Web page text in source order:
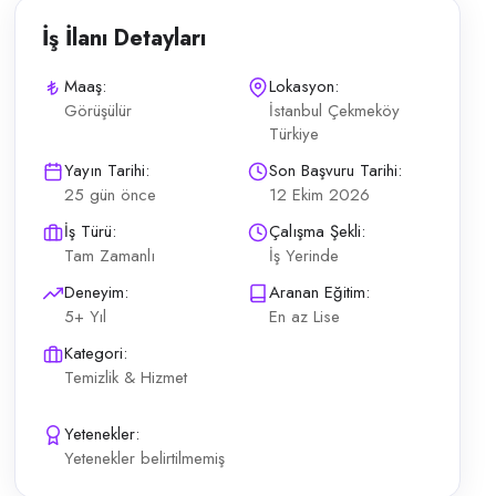
09:00–19:00 En az lise mezunu Tam zamanlı
İş İlanı Detayları
Maaş:
Görüşülür
Lokasyon:
İstanbul Çekmeköy
Türkiye
Yayın Tarihi:
25 gün önce
Son Başvuru Tarihi:
12 Ekim 2026
İş Türü:
Tam Zamanlı
Çalışma Şekli:
İş Yerinde
Deneyim:
5+ Yıl
Aranan Eğitim:
En az Lise
Kategori:
Temizlik & Hizmet
Yetenekler:
Yetenekler belirtilmemiş